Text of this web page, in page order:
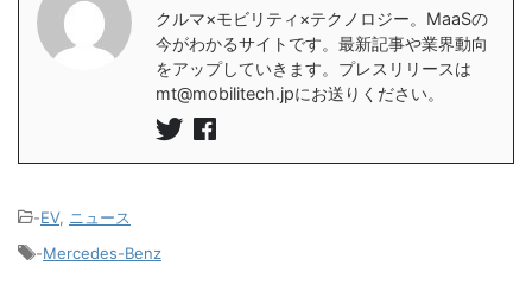
クルマ×モビリティ×テクノロジー。MaaSの
今がわかるサイトです。最新記事や業界動向
をアップしていきます。プレスリリースは
mt@mobilitech.jpにお送りください。
-EV, ニュース
-Mercedes-Benz